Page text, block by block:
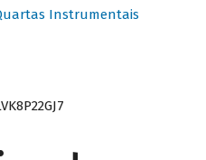
Instrumentais